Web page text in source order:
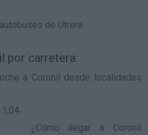
por carretera:
a Coronil desde localidades
¿ Cómo llegar a Coronil